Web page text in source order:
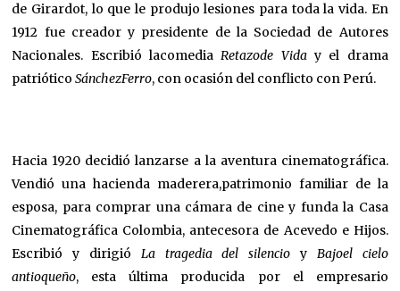
de Girardot, lo que le produjo lesiones para toda la vida. En
1912 fue creador y presidente de la Sociedad de Autores
Nacionales. Escribió lacomediaRetazode Viday el drama
patrióticoSánchezFerro, con ocasión del conflicto con Perú.
Hacia 1920 decidió lanzarse a la aventura cinematográfica.
Vendió una hacienda maderera,patrimonio familiar de la
esposa, para comprar una cámara de cine y funda la Casa
Cinematográfica Colombia, antecesora de Acevedo e Hijos.
Escribió y dirigió La tragedia del silencio y Bajoel cielo
antioqueño, esta última producida por el empresario